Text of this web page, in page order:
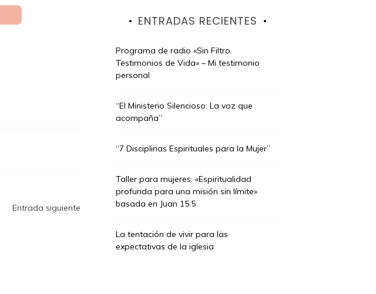
Entrada siguiente
ENTRADAS RECIENTES
Programa de radio «Sin Filtro.
Testimonios de Vida» – Mi testimonio
personal
“El Ministerio Silencioso: La voz que
acompaña”
“7 Disciplinas Espirituales para la Mujer”
Taller para mujeres: «Espiritualidad
profunda para una misión sin límite»
basada en Juan 15:5
La tentación de vivir para las
expectativas de la iglesia